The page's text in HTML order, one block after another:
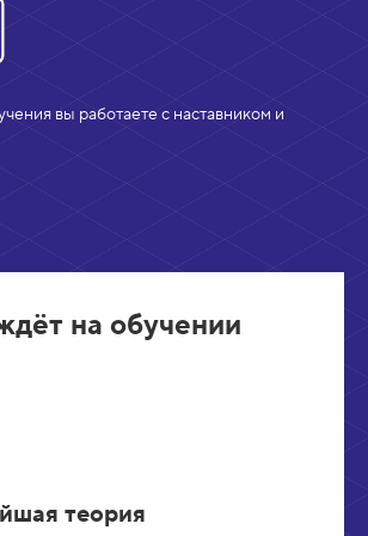
вы работаете с наставником и
на обучении
теория